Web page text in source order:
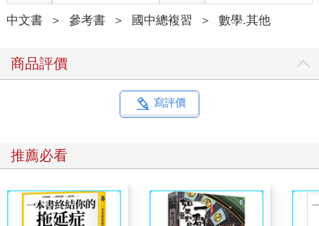
中文書 ＞ 參考書 ＞ 國中總複習 ＞ 數學.其他
商品評價
寫評價
推薦必看